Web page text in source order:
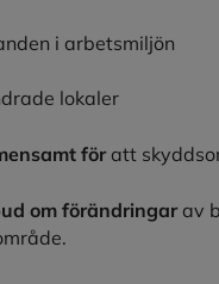
i arbetsmiljön
lokaler
föratt
om förändringarav